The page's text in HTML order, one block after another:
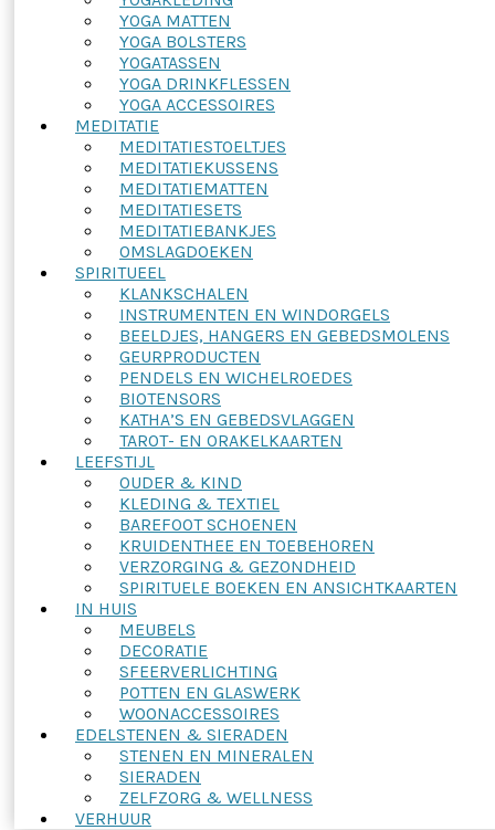
YOGA MATTEN
YOGA BOLSTERS
YOGATASSEN
YOGA DRINKFLESSEN
YOGA ACCESSOIRES
MEDITATIE
MEDITATIESTOELTJES
MEDITATIEKUSSENS
MEDITATIEMATTEN
MEDITATIESETS
MEDITATIEBANKJES
OMSLAGDOEKEN
SPIRITUEEL
KLANKSCHALEN
INSTRUMENTEN EN WINDORGELS
BEELDJES, HANGERS EN GEBEDSMOLENS
GEURPRODUCTEN
PENDELS EN WICHELROEDES
BIOTENSORS
KATHA’S EN GEBEDSVLAGGEN
TAROT- EN ORAKELKAARTEN
LEEFSTIJL
OUDER & KIND
KLEDING & TEXTIEL
BAREFOOT SCHOENEN
KRUIDENTHEE EN TOEBEHOREN
VERZORGING & GEZONDHEID
SPIRITUELE BOEKEN EN ANSICHTKAARTEN
IN HUIS
MEUBELS
DECORATIE
SFEERVERLICHTING
POTTEN EN GLASWERK
WOONACCESSOIRES
EDELSTENEN & SIERADEN
STENEN EN MINERALEN
SIERADEN
ZELFZORG & WELLNESS
VERHUUR